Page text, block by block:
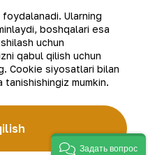
feed
Ularning
boshqalari esa
uchun
qabul qilish uchun
Cookie siyosatlari bilan
tanishishingiz mumkin.
Задать вопрос